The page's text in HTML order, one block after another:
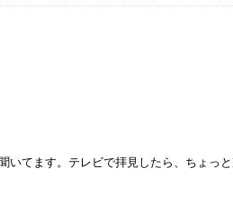
てます。テレビで拝見したら、ちょっ